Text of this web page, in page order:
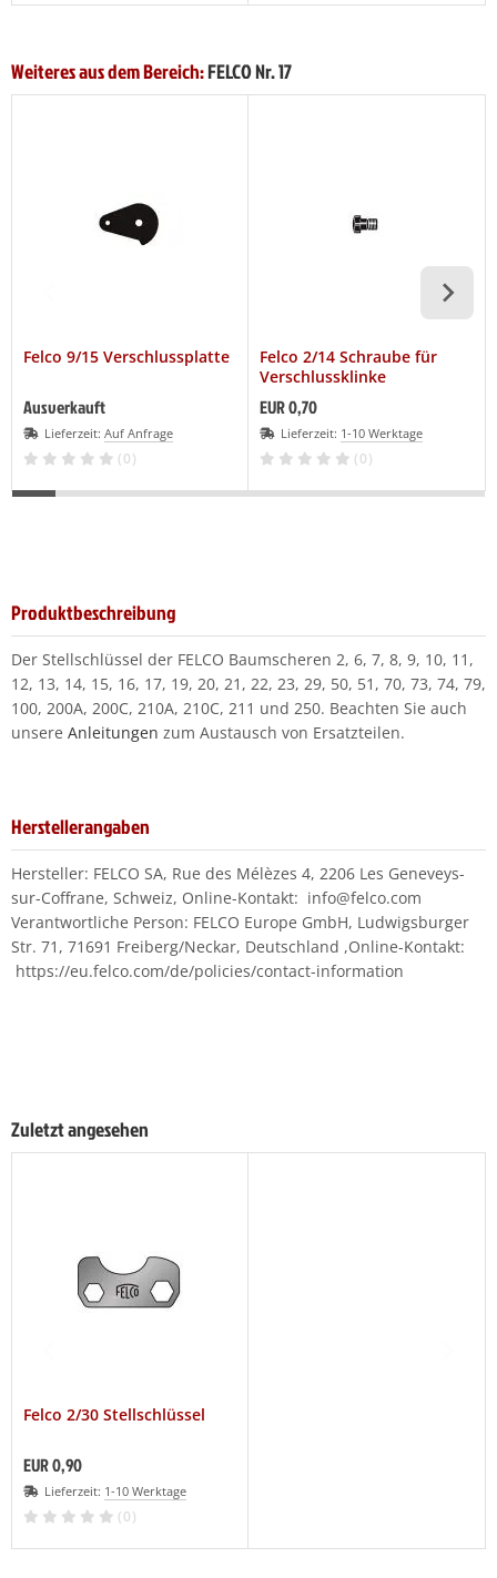
Weiteres aus dem Bereich:FELCO Nr. 17
Felco 9/15 Verschlussplatte
Ausverkauft
Lieferzeit: Auf Anfrage
(0)
Felco 2/14 Schraube für
Verschlussklinke
EUR 0,70
Lieferzeit: 1-10 Werktage
(0)
Produktbeschreibung
Der Stellschlüssel der FELCO Baumscheren 2, 6, 7, 8, 9, 10, 11,
12, 13, 14, 15, 16, 17, 19, 20, 21, 22, 23, 29, 50, 51, 70, 73, 74, 79,
100, 200A, 200C, 210A, 210C, 211 und 250. Beachten Sie auch
unsere Anleitungen zum Austausch von Ersatzteilen.
Herstellerangaben
Hersteller: FELCO SA, Rue des Mélèzes 4, 2206 Les Geneveys-
sur-Coffrane, Schweiz, Online-Kontakt: info@felco.com
Verantwortliche Person: FELCO Europe GmbH, Ludwigsburger
Str. 71, 71691 Freiberg/Neckar, Deutschland ,Online-Kontakt:
https://eu.felco.com/de/policies/contact-information
Zuletzt angesehen
Felco 2/30 Stellschlüssel
EUR 0,90
Lieferzeit: 1-10 Werktage
(0)